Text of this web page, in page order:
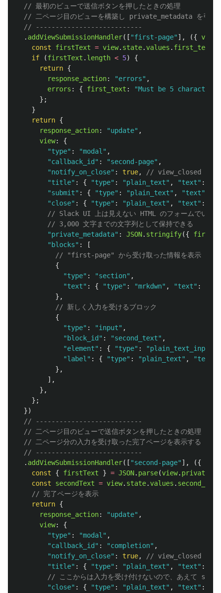
// 最初のビューで送信ボタンを押したときの処理
// 二ページ目のビューを構築し private_metadata を引き
// ---------------------------
. addViewSubmissionHandler([ "first-page" ], ({ view
const
firstText = view. state.values . first_text
if
(firstText . length < 5)
{
return {
response_action: "errors" ,
errors : { first_text : "Must be 5
};
}
return {
response_action: "update" ,
view:
{
"type" : "modal " ,
"callback_id " : "second-page" ,
"notify_on_close" : true,
// view_closed を受
"title" : { "type" : "plain_text" , "text" :
"submit" : { "type" : "plain_text" , "text"
"close" : { "type" : "plain_text" , "text" :
// Slack UI 上は見えない HTML のフォームでいう
// 3,000 文字までの文字列として保持できる
"private_metadata" : JSON. stringify({
" blocks" :
[
// "first-page" から受け取った情報を表示
{
"type" : "section" ,
"text" : { "type" : "mrkdwn" , "text" :
},
// 新しく入力を受けるブロック
{
"type" : "input" ,
" block_id " : "second_text" ,
"element" : { "type" : "plain_text_input
"label " : { "type" : "plain_text" , "text
},
],
},
};
})
// ---------------------------
// 二ページ目のビューで送信ボタンを押したときの処理
// 二ページ分の入力を受け取った完了ページを表示する
// ---------------------------
. addViewSubmissionHandler([ "second-page" ], ({
const
{ firstText } = JSON. parse(view.
const
secondText = view. state.values . second_text
// 完了ページを表示
return {
response_action: "update" ,
view:
{
"type" : "modal " ,
"callback_id " : "completion" ,
"notify_on_close" : true,
// view_closed を受
"title" : { "type" : "plain_text" , "text" :
// ここからは入力を受け付けないので、あえて
"close" : { "type" : "plain_text" , "text" :